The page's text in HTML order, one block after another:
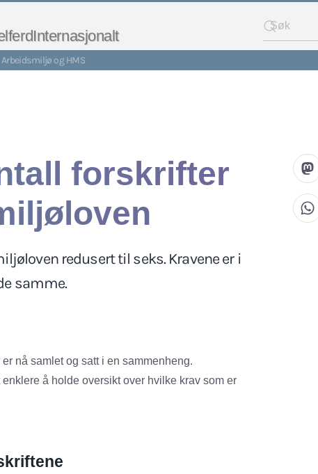
Internasjonalt
Arbeidsmiljø og HMS
forskrifter
redusert til seks. Kravene er i
samme.
nå samlet og satt i en sammenheng.
å holde oversikt over hvilke krav som er